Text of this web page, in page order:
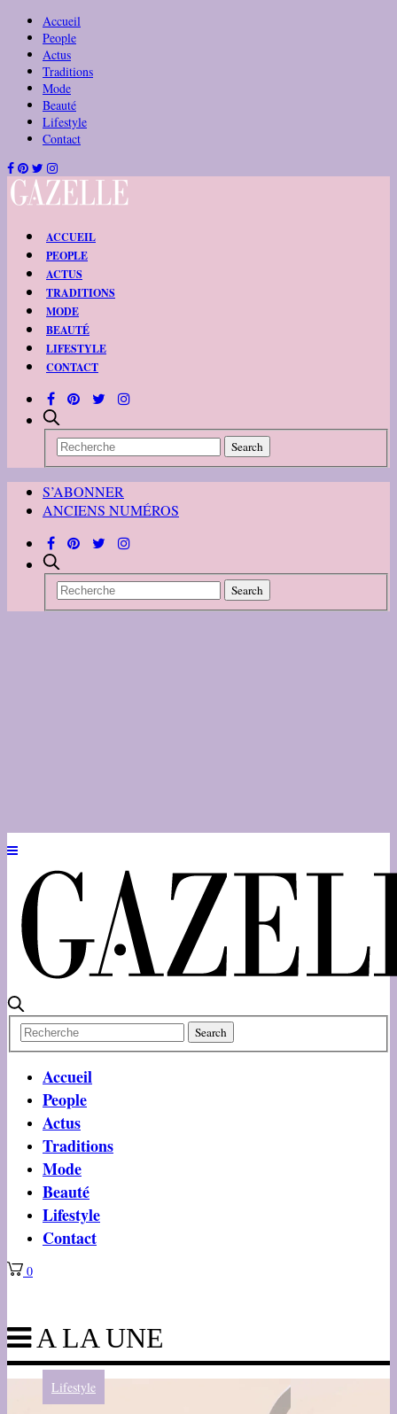
Accueil
People
Actus
Traditions
Mode
Beauté
Lifestyle
Contact
ACCUEIL
PEOPLE
ACTUS
TRADITIONS
MODE
BEAUTÉ
LIFESTYLE
CONTACT
S’ABONNER
ANCIENS NUMÉROS
Accueil
People
Actus
Traditions
Mode
Beauté
Lifestyle
Contact
0
A LA UNE
Lifestyle